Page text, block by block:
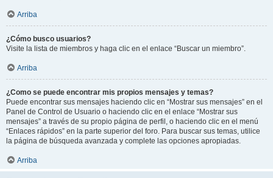
Arriba
¿Cómo busco usuarios?
Visite la lista de miembros y haga clic en el enlace “Buscar un miembro”.
Arriba
¿Como se puede encontrar mis propios mensajes y temas?
Puede encontrar sus mensajes haciendo clic en “Mostrar sus mensajes” en el
Panel de Control de Usuario o haciendo clic en el enlace “Mostrar sus
mensajes” a través de su propio página de perfil, o haciendo clic en el menú
“Enlaces rápidos” en la parte superior del foro. Para buscar sus temas, utilice
la página de búsqueda avanzada y complete las opciones apropiadas.
Arriba